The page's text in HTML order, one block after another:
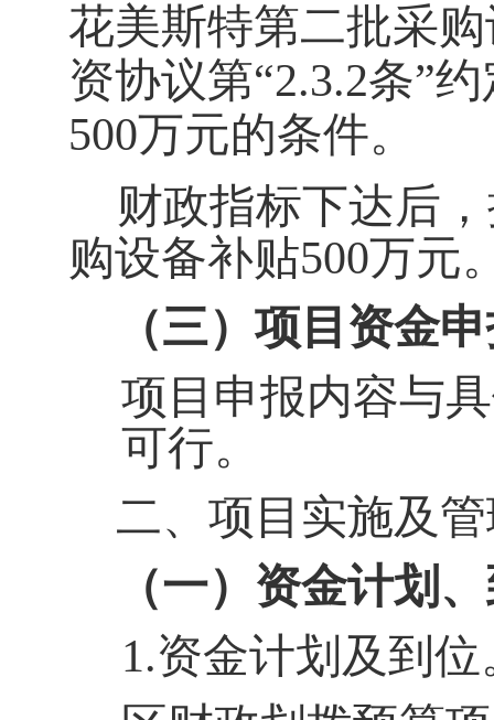
花美斯特第二批采
资协议第“2.3.2条”约
500万元的条件。
财政指标下达后
购设备补贴500万元
（三）项目资金
项目申报内容与
可行。
二、项目实施及
（一）资金计划
1.资金计划及到位